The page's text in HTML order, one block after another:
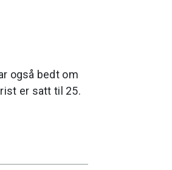
også bedt om
er satt til 25.